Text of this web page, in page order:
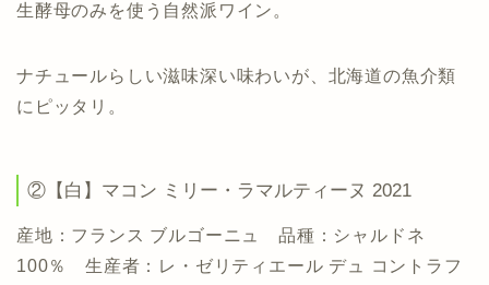
生酵母のみを使う自然派ワイン。
ナチュールらしい滋味深い味わいが、北海道の魚介類
にピッタリ。
②【白】マコン ミリー・ラマルティーヌ 2021
産地：フランス ブルゴーニュ 品種：シャルドネ
100％ 生産者：レ・ゼリティエール デュ コントラフ